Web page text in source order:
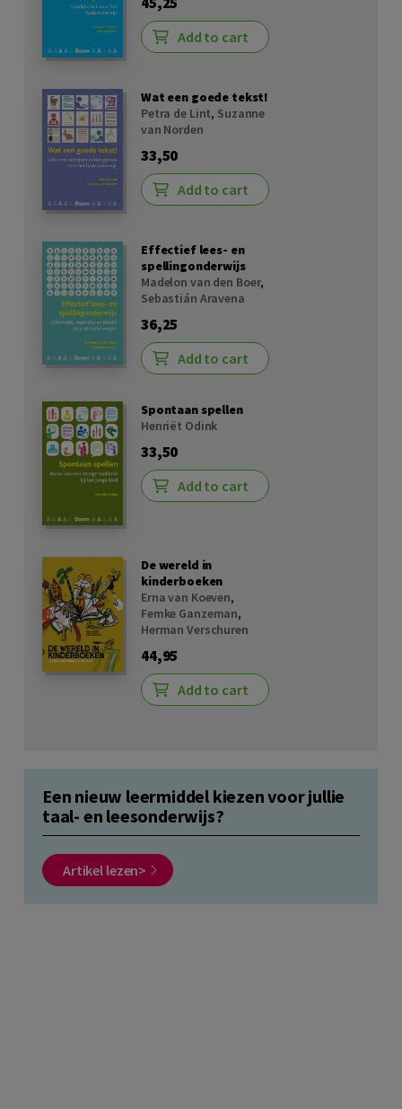
Add to cart
Wat een goede tekst!
Petra de Lint, Suzanne
van Norden
33,50
Add to cart
Effectief lees- en
spellingonderwijs
Madelon van den Boer,
Sebastián Aravena
36,25
Add to cart
Spontaan spellen
Henriët Odink
33,50
Add to cart
De wereld in
kinderboeken
Erna van Koeven,
Femke Ganzeman,
Herman Verschuren
44,95
Add to cart
Een nieuw leermiddel kiezen voor jullie
taal- en leesonderwijs?
Artikel lezen>